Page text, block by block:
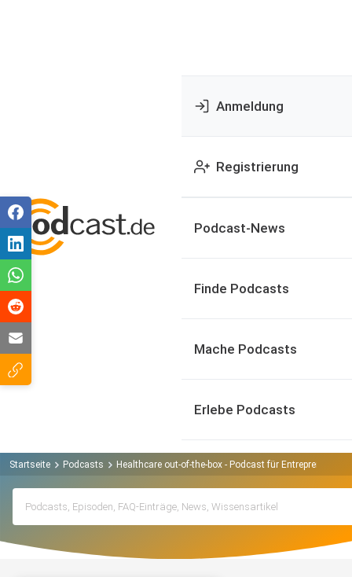
Anmeldung
Registrierung
Podcast-News
Finde Podcasts
Mache Podcasts
Erlebe Podcasts
Startseite Podcasts Healthcare out-of-the-box - Podcast für